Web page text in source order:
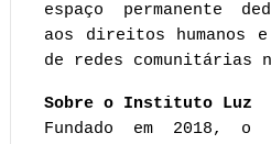
espaço permanente
aos direitos humanos
de redes comunitárias
Sobre o Instituto Luz
Fundado em 2018,